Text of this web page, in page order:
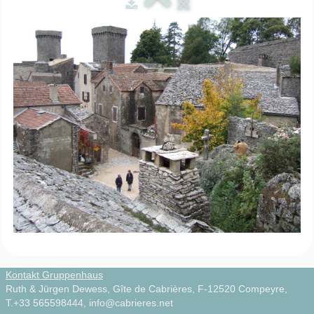
Infos▼
Natur & Kultur▼
Videos▼
Photos
Français
Kontakt Gruppenhaus
Ruth & Jürgen Dewess, Gîte de Cabrières, F-12520 Compeyre,
T.+33 565598444, info@cabrieres.net